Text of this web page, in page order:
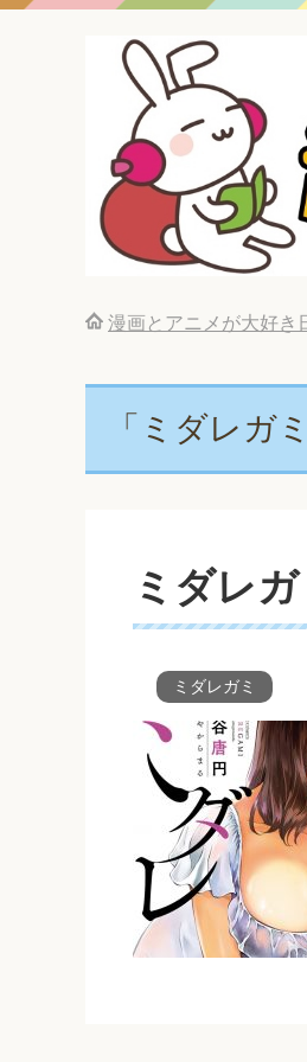
漫画とアニメが大好き
「ミダレガ
ミダレ
ミダレガミ